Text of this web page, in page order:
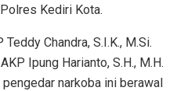
Kediri Kota.
Chandra, S.I.K., M.Si.
Ipung Harianto, S.H., M.H.
narkoba ini berawal